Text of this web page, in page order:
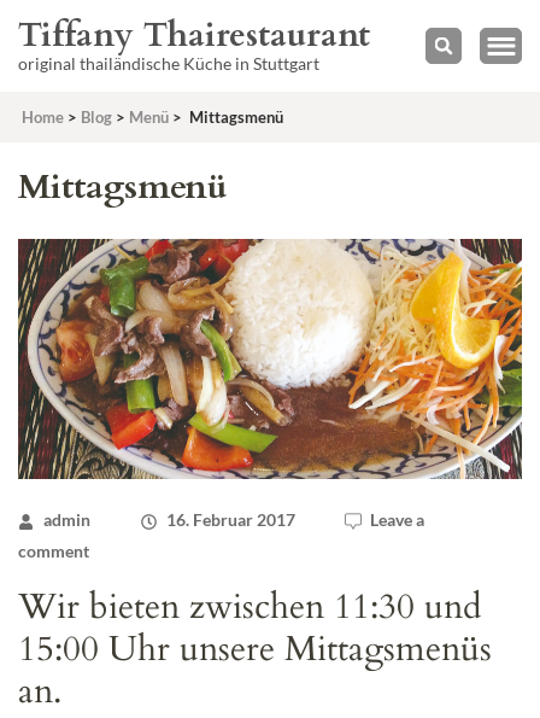
Tiffany Thairestaurant
original thailändische Küche in Stuttgart
Home > Blog > Menü > Mittagsmenü
Mittagsmenü
admin 16. Februar 2017
Leave a
comment
Wir bieten zwischen 11:30 und
15:00 Uhr unsere Mittagsmenüs
an.